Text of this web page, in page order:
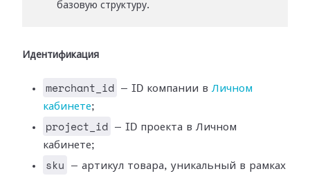
базовую структуру.
Идентификация
merchant_id — ID компании в Личном
кабинете;
project_id
— ID проекта в Личном
кабинете;
sku
— артикул товара, уникальный в рамках